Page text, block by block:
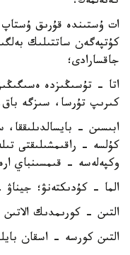
ات ۇستىندە قۇرىق
كۇتپەگەن ساتتىلىك
جاقسارادى؛
اتا - تۇسىڭىزدە
كىرىپ تۇرسا، سىزگە
ابىسىن -
كۇلسە - راقىمشىلىقتى
وكپەلەسە - قىمسىنباي
الما - كۇدىكتەنۋ؛
التىن - كورىمدىك الاتىن
التىن كورسە - اسقان